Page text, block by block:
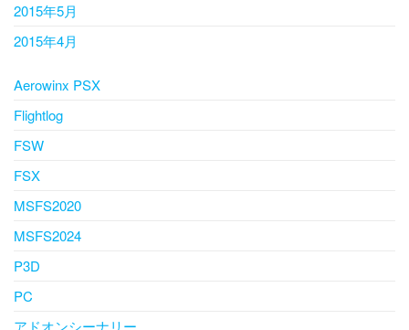
2015年5月
2015年4月
Aerowinx PSX
Flightlog
FSW
FSX
MSFS2020
MSFS2024
P3D
PC
アドオンシーナリー